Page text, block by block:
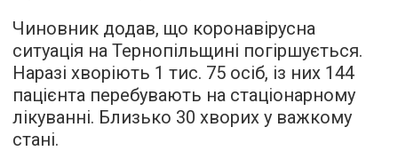
Чиновник додав, що коронавірусна
ситуація на Тернопільщині погіршується.
Наразі хворіють 1 тис. 75 осіб, із них 144
пацієнта перебувають на стаціонарному
лікуванні. Близько 30 хворих у важкому
стані.